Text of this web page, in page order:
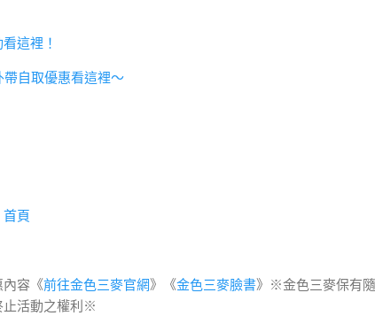
這裡！
自取優惠看這裡～
頁
容《前往金色三麥官網》《金色三麥臉書》※金色三麥保有
止活動之權利※